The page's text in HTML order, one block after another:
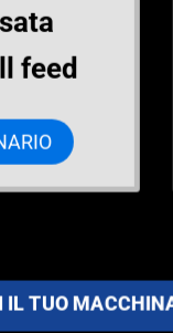
feed
IL TUO